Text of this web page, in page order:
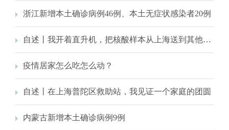
浙江新增本土确诊病例46例、本土无症状感染者20例
自述丨我开着直升机，把核酸样本从上海送到其他城市去检测
疫情居家怎么吃怎么动？
自述丨在上海普陀区救助站，我见证一个家庭的团圆
内蒙古新增本土确诊病例9例